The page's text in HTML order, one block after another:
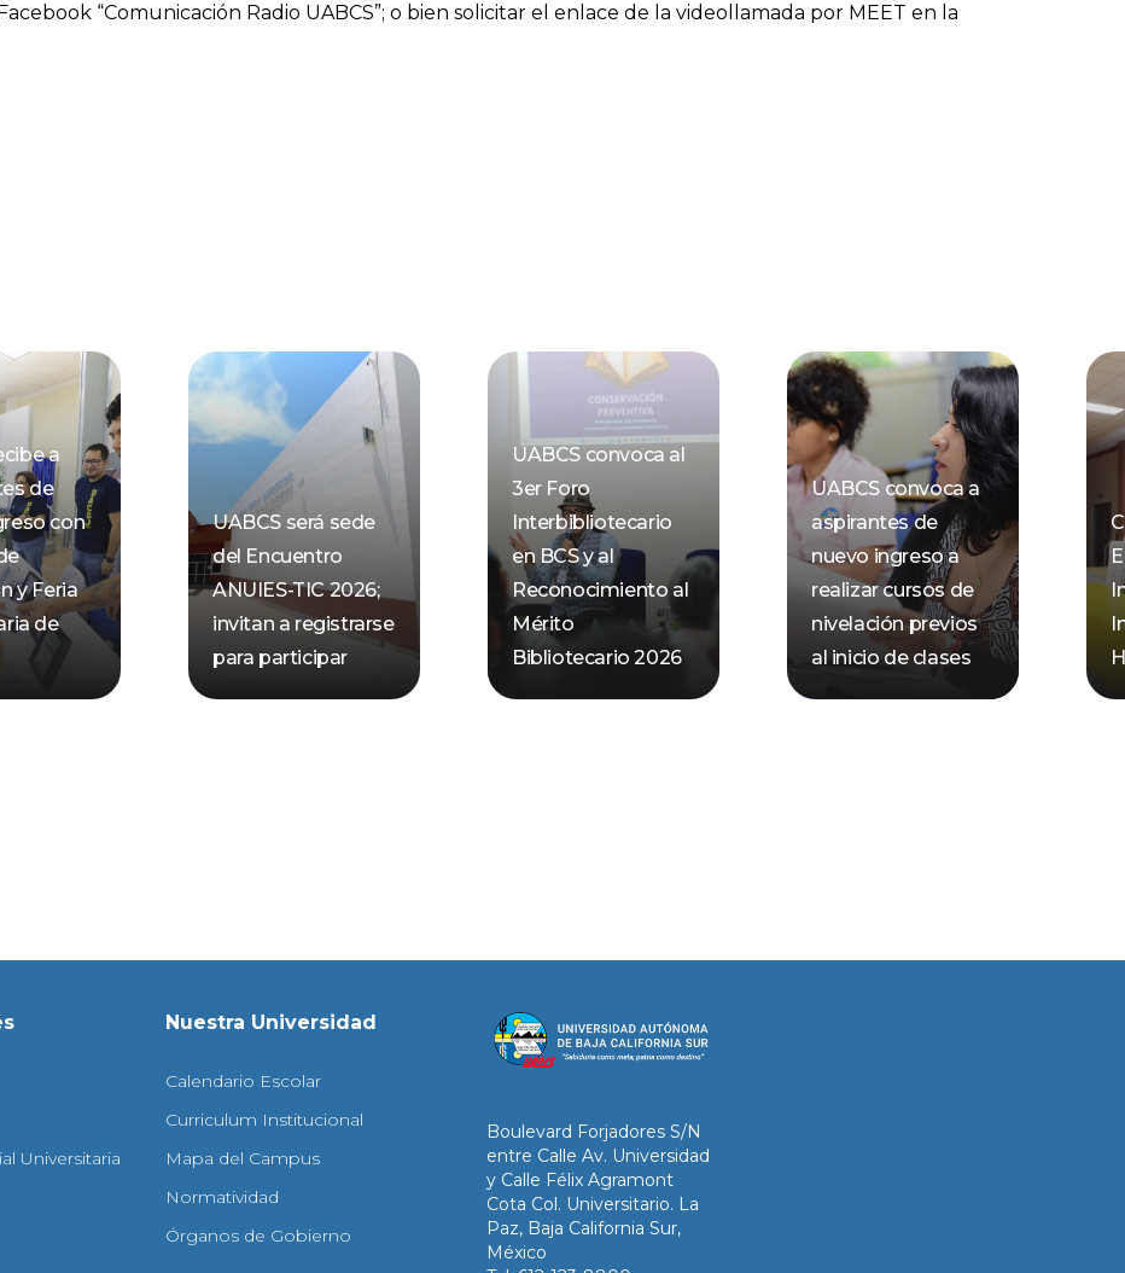
“Comunicación Radio UABCS”; o bien solicitar el enlace de la videollamada por MEET en la
a
de
con
y Feria
de
UABCS será sede
del Encuentro
ANUIES-TIC 2026;
invitan a registrarse
para participar
UABCS convoca al
3er Foro
Interbibliotecario
en BCS y al
Reconocimiento al
Mérito
Bibliotecario 2026
UABCS convoca a
aspirantes de
nuevo ingreso a
realizar cursos de
nivelación previos
al inicio de clases
Universitaria
Nuestra Universidad
Calendario Escolar
Curriculum Institucional
Mapa del Campus
Normatividad
Órganos de Gobierno
Boulevard Forjadores S/N
entre Calle Av. Universidad
y Calle Félix Agramont
Cota Col. Universitario. La
Paz, Baja California Sur,
México